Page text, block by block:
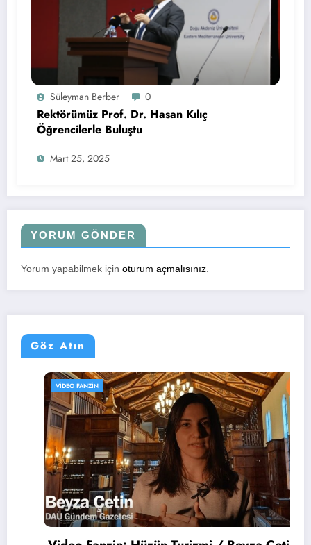
Süleyman Berber 0
Rektörümüz Prof. Dr. Hasan Kılıç
Öğrencilerle Buluştu
Mart 25, 2025
YORUM GÖNDER
Yorum yapabilmek için oturum açmalısınız
Göz Atın
VIDEO FANZIN